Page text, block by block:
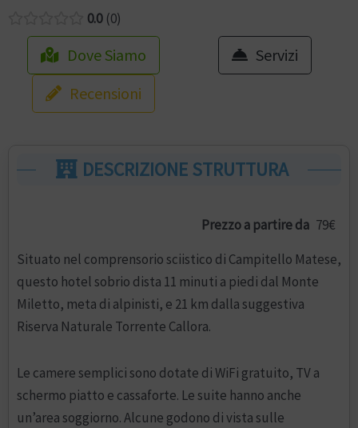
0.0 0
Dove Siamo
Servizi
Recensioni
DESCRIZIONE STRUTTURA
Prezzo a partire da 79€
Situato nel comprensorio sciistico di Campitello Matese,
questo hotel sobrio dista 11 minuti a piedi dal Monte
Miletto, meta di alpinisti, e 21 km dalla suggestiva
Riserva Naturale Torrente Callora.
Le camere semplici sono dotate di WiFi gratuito, TV a
schermo piatto e cassaforte. Le suite hanno anche
un’area soggiorno. Alcune godono di vista sulle